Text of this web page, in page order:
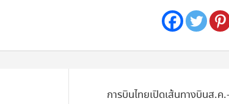
การบินไทยเปิดเส้นทางบินส.